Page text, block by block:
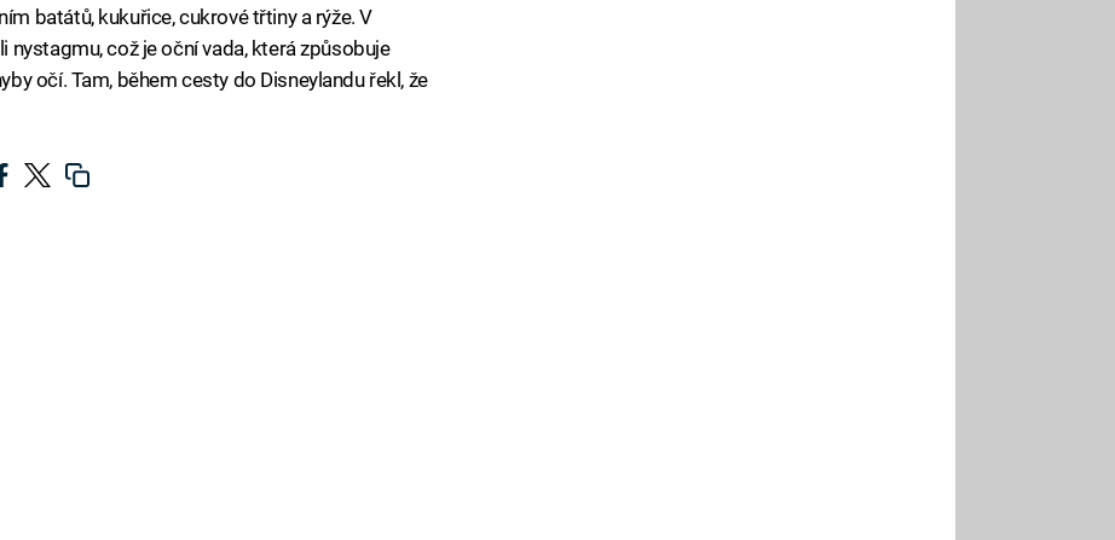
batátů, kukuřice, cukrové třtiny a rýže. V
nystagmu, což je oční vada, která způsobuje
očí. Tam, během cesty do Disneylandu řekl, že